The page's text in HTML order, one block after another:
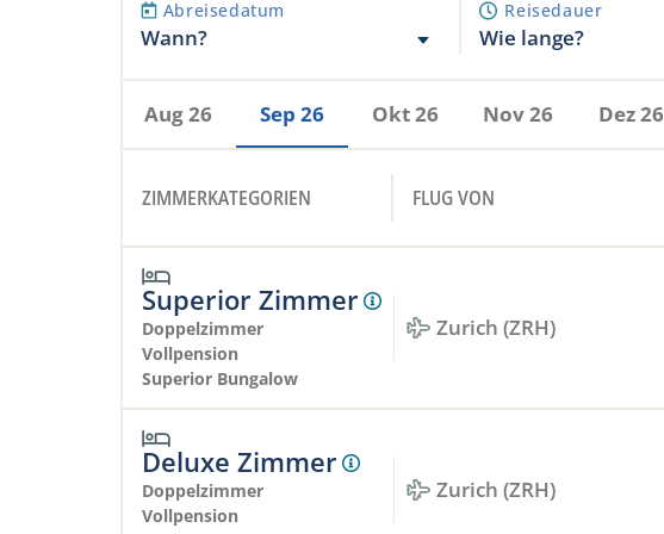
Abreisedatum
Wann?
Reisedauer
Wie lange?
Aug 26 Sep 26 Okt 26 Nov 26 Dez 26
ZIMMERKATEGORIEN FLUG VON
Superior Zimmer
Doppelzimmer
Vollpension
Superior Bungalow
Zurich (ZRH)
Deluxe Zimmer
Doppelzimmer
Vollpension
Zurich (ZRH)